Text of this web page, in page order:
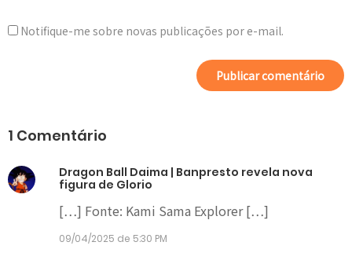
Notifique-me sobre novas publicações por e-mail.
1 Comentário
Dragon Ball Daima | Banpresto revela nova
figura de Glorio
[…] Fonte: Kami Sama Explorer […]
09/04/2025 de 5:30 PM